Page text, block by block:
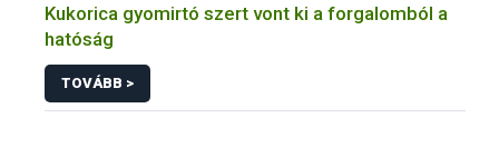
Kukorica gyomirtó szert vont ki a forgalomból a
hatóság
TOVÁBB >